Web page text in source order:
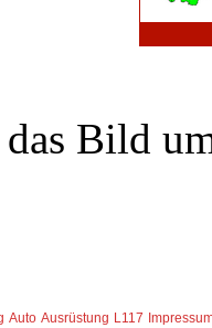
Bild
Auto Ausrüstung L117